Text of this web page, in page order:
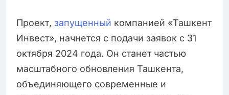
Проект, запущенный компанией «Ташкент
Инвест», начнется с подачи заявок с 31
октября 2024 года. Он станет частью
масштабного обновления Ташкента,
объединяющего современные и